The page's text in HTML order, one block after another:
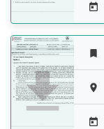




